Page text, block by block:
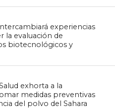
experiencias
la evaluación de
biotecnológicos y
exhorta a la
medidas preventivas
del polvo del Sahara